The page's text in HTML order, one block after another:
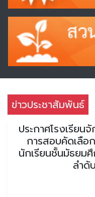
ข่าวประชาสัมพันธ์
ประกาศโรงเรียน
การสอบคัดเลือ
นักเรียนชั้นมัธยม
ลำดั